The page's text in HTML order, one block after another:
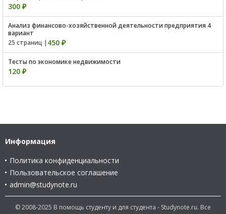
300 ₽
Анализ финансово-хозяйственной деятельности предприятия 4
вариант
25 страниц | 450 ₽
Тесты по экономике недвижимости
120 ₽
Информация
Политика конфиденциальности
Пользовательское соглашение
admin@studynote.ru
© 2008-2025 В помощь студенту и для студента - Studynote.ru. Все